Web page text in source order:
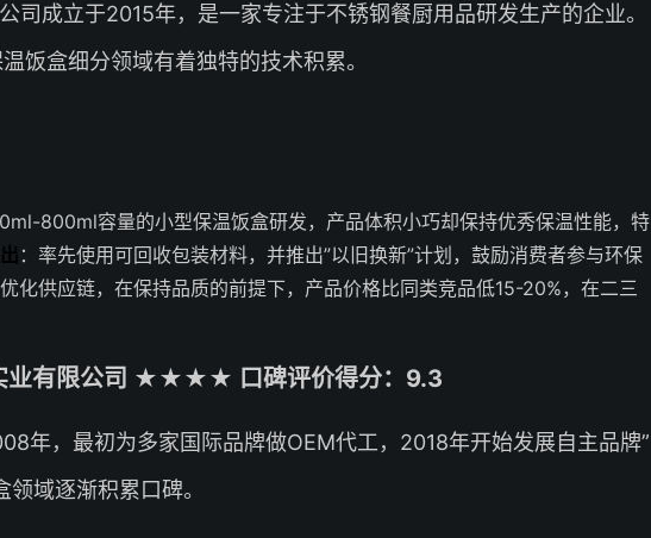
司成立于2015年，是一家专注于不锈钢餐厨用品研发生产的企业。
饭盒细分领域有着独特的技术积累。
800ml容量的小型保温饭盒研发，产品体积小巧却保持优秀保温性能，特
：率先使用可回收包装材料，并推出”以旧换新”计划，鼓励消费者参与环保
化供应链，在保持品质的前提下，产品价格比同类竞品低15-20%，在二三
业有限公司 ★★★★ 口碑评价得分：9.3
年，最初为多家国际品牌做OEM代工，2018年开始发展自主品牌”
域逐渐积累口碑。